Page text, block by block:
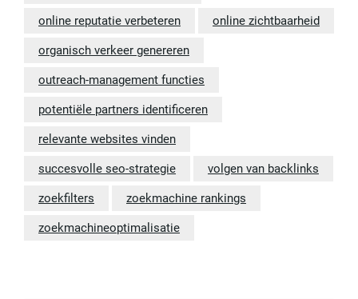
online reputatie verbeteren online zichtbaarheid
organisch verkeer genereren
outreach-management functies
potentiële partners identificeren
relevante websites vinden
succesvolle seo-strategie volgen van backlinks
zoekfilters zoekmachine rankings
zoekmachineoptimalisatie